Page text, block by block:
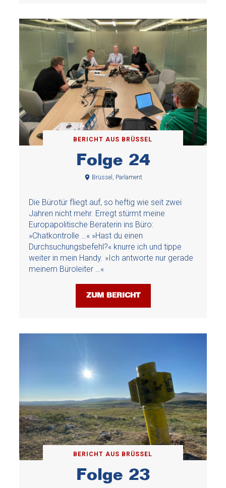
BERICHT AUS BRÜSSEL
Folge 24
Brüssel, Parlament
Die Bürotür fliegt auf, so heftig wie seit zwei
Jahren nicht mehr. Erregt stürmt meine
Europapolitische Beraterin ins Büro:
»Chatkontrolle …« »Hast du einen
Durchsuchungsbefehl?« knurre ich und tippe
weiter in mein Handy. »Ich antworte nur gerade
meinem Büroleiter …«
ZUM BERICHT
BERICHT AUS BRÜSSEL
Folge 23